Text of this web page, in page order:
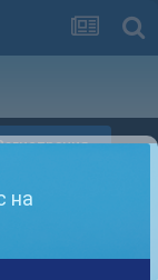
на